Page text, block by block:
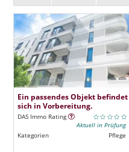
Ein passendes Objekt befindet
sich in Vorbereitung.
DAS Immo Rating
Aktuell in Prüfung
Kategorien
Pflege